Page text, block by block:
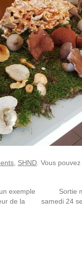
SHND . Vous
exemple
de la
Sortie
samedi 24